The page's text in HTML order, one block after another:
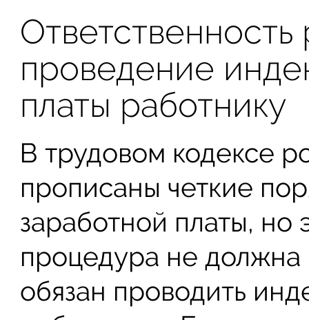
Ответственность
проведение
платы работнику
В трудовом кодексе
прописаны четкие
заработной платы, но
процедура не должна
обязан проводить